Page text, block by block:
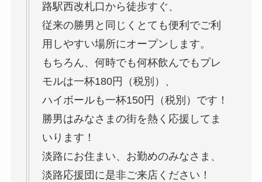
路駅西改札口から徒歩すぐ、
従来の勝男と同じくとても便利でご利
用しやすい場所にオープンします。
もちろん、何時でも何杯飲んでもプレ
モルは一杯180円（税別）、
ハイボールも一杯150円（税別）です！
勝男はみなさまの街を熱く応援してま
いります！
淡路にお住まい、お勤めのみなさま、
淡路応援団に是非ご来店ください！